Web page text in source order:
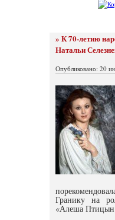
» К 70-летию
Натальи
Опубликовано: 20
Гранику на
«Алеша Птицын